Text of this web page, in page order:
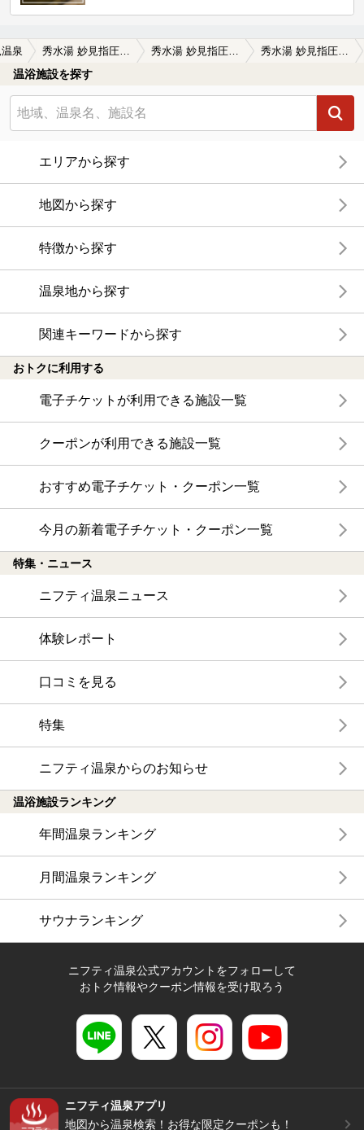
泉 秀水湯 妙見指圧治療院の口コミ 指圧治療院の奥にある霧島の隠れた名湯…
温浴施設を探す
エリアから探す
地図から探す
特徴から探す
温泉地から探す
関連キーワードから探す
おトクに利用する
電子チケットが利用できる施設一覧
クーポンが利用できる施設一覧
おすすめ電子チケット・クーポン一覧
今月の新着電子チケット・クーポン一覧
特集・ニュース
ニフティ温泉ニュース
体験レポート
口コミを見る
特集
ニフティ温泉からのお知らせ
温浴施設ランキング
年間温泉ランキング
月間温泉ランキング
サウナランキング
ニフティ温泉公式アカウントをフォローして
おトク情報やクーポン情報を受け取ろう
ニフティ温泉アプリ
地図から温泉検索！お得な限定クーポンも！